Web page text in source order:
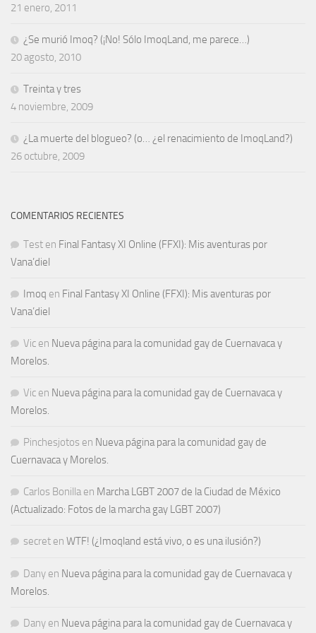
21 enero, 2011
¿Se murió Imoq? (¡No! Sólo ImoqLand, me parece…)
20 agosto, 2010
Treinta y tres
4 noviembre, 2009
¿La muerte del blogueo? (o… ¿el renacimiento de ImoqLand?)
26 octubre, 2009
COMENTARIOS RECIENTES
Test en Final Fantasy XI Online (FFXI): Mis aventuras por
Vana’diel
Imoq en Final Fantasy XI Online (FFXI): Mis aventuras por
Vana’diel
Vic en Nueva página para la comunidad gay de Cuernavaca y
Morelos.
Vic en Nueva página para la comunidad gay de Cuernavaca y
Morelos.
Pinchesjotos en Nueva página para la comunidad gay de
Cuernavaca y Morelos.
Carlos Bonilla en Marcha LGBT 2007 de la Ciudad de México
(Actualizado: Fotos de la marcha gay LGBT 2007)
secret en WTF! (¿Imoqland está vivo, o es una ilusión?)
Dany en Nueva página para la comunidad gay de Cuernavaca y
Morelos.
Dany en Nueva página para la comunidad gay de Cuernavaca y